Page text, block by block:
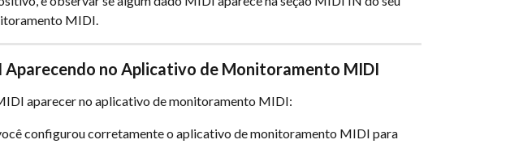
MIDI.
Aparecendo no Aplicativo de Monitoramento MIDI
aparecer no aplicativo de monitoramento MIDI:
configurou corretamente o aplicativo de monitoramento MIDI para